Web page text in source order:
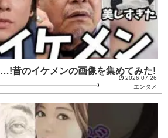
…!昔のイケメンの画像を集めてみた!
2026.07.26
エンタメ